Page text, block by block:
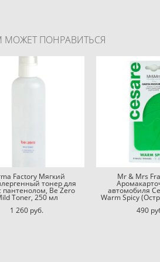
МОЖЕТ ПОНРАВИТЬСЯ
Factory Мягкий
тонер для
пантенолом, Be Zero
Toner, 250 мл
1 260 pуб.
Mr & Mrs
автомобиля
Warm Spicy
490